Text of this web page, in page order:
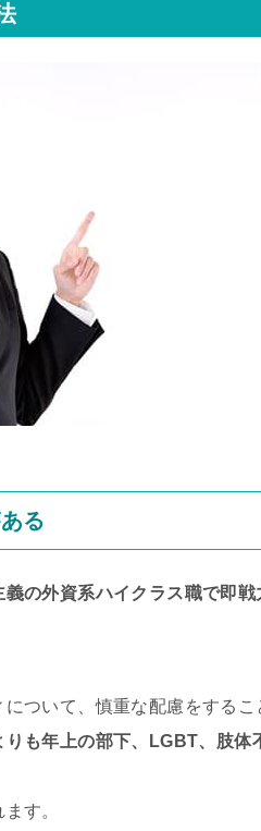
る
義の外資系ハイクラス職で即戦
ついて、慎重な配慮をするこ
も年上の部下、LGBT、肢体
す。